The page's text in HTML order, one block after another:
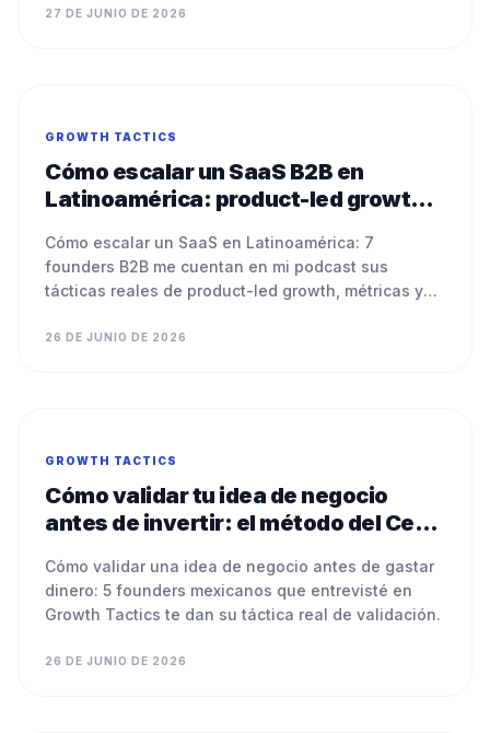
27 DE JUNIO DE 2026
GROWTH TACTICS
Cómo escalar un SaaS B2B en
Latinoamérica: product-led growth y
Cómo escalar un SaaS en Latinoamérica: 7
founders B2B me cuentan en mi podcast sus
tácticas reales de product-led growth, métricas y
26 DE JUNIO DE 2026
GROWTH TACTICS
Cómo validar tu idea de negocio
antes de invertir: el método del Cero
mexicanos
Cómo validar una idea de negocio antes de gastar
dinero: 5 founders mexicanos que entrevisté en
Growth Tactics te dan su táctica real de validación.
26 DE JUNIO DE 2026